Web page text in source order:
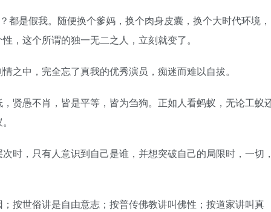
是假我。随便换个爹妈，换个肉身皮囊，换个大时代环境，
，这个所谓的独一无二之人，立刻就变了。
之中，完全忘了真我的优秀演员，痴迷而难以自拔。
贤愚不肖，皆是平等，皆为刍狗。正如人看蚂蚁，无论工蚁
时，只有人意识到自己是谁，并想突破自己的局限时，一切
按世俗讲是自由意志；按普传佛教讲叫佛性；按道家讲叫真